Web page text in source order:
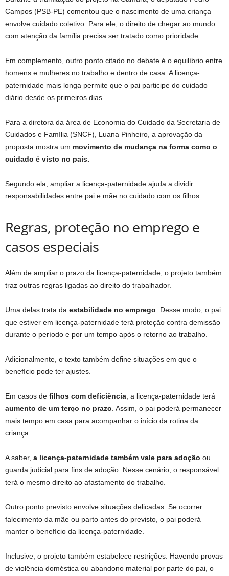
Campos (PSB-PE) comentou que o nascimento de uma criança
envolve cuidado coletivo. Para ele, o direito de chegar ao mundo
com atenção da família precisa ser tratado como prioridade.
Em complemento, outro ponto citado no debate é o equilíbrio entre
homens e mulheres no trabalho e dentro de casa. A licença-
paternidade mais longa permite que o pai participe do cuidado
diário desde os primeiros dias.
Para a diretora da área de Economia do Cuidado da Secretaria de
Cuidados e Família (SNCF), Luana Pinheiro, a aprovação da
proposta mostra um movimento de mudança na forma como o
cuidado é visto no país.
Segundo ela, ampliar a licença-paternidade ajuda a dividir
responsabilidades entre pai e mãe no cuidado com os filhos.
Regras, proteção no emprego e
casos especiais
Além de ampliar o prazo da licença-paternidade, o projeto também
traz outras regras ligadas ao direito do trabalhador.
Uma delas trata da estabilidade no emprego. Desse modo, o pai
que estiver em licença-paternidade terá proteção contra demissão
durante o período e por um tempo após o retorno ao trabalho.
Adicionalmente, o texto também define situações em que o
benefício pode ter ajustes.
Em casos de filhos com deficiência, a licença-paternidade terá
aumento de um terço no prazo. Assim, o pai poderá permanecer
mais tempo em casa para acompanhar o início da rotina da
criança.
A saber, a licença-paternidade também vale para adoção ou
guarda judicial para fins de adoção. Nesse cenário, o responsável
terá o mesmo direito ao afastamento do trabalho.
Outro ponto previsto envolve situações delicadas. Se ocorrer
falecimento da mãe ou parto antes do previsto, o pai poderá
manter o benefício da licença-paternidade.
Inclusive, o projeto também estabelece restrições. Havendo provas
de violência doméstica ou abandono material por parte do pai, o